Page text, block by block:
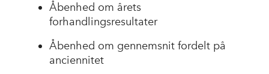
Åbenhed om årets
forhandlingsresultater
Åbenhed om gennemsnit fordelt på
anciennitet